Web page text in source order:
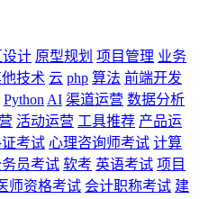
设计 原型规划 项目管理 业务
技术 云 php 算法 前端开发
Python AI 渠道运营 数据分析
活动运营 工具推荐 产品运
考试 心理咨询师考试 计算
务员考试 软考 英语考试 项目
师资格考试 会计职称考试 建